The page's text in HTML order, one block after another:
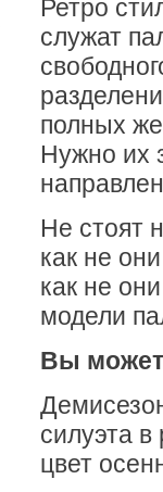
Ретро
служат
полных
Нужно их
Не стоят
как не
как не
модели
Вы
силуэта
цвет